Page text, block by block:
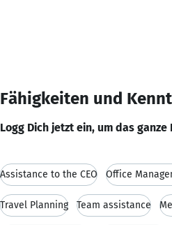
Fähigkeiten und
Logg Dich jetzt ein, um das
Assistance to the CEO Office
Travel Planning Team assistance